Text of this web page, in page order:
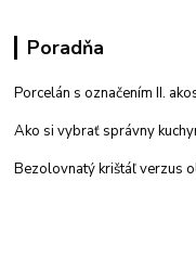
Poradňa
Porcelán s označením II.
Ako si vybrať správny
Bezolovnatý krištáľ verzus